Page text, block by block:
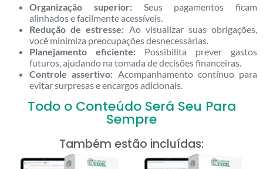
Organização superior:Seus pagamentos ficam
alinhados e facilmente acessíveis.
Redução de estresse: Ao visualizar suas obrigações,
você minimiza preocupações desnecessárias.
Planejamento eficiente: Possibilita prever gastos
futuros, ajudando na tomada de decisões financeiras.
Controle assertivo: Acompanhamento contínuo para
evitar surpresas e encargos adicionais.
Todo o Conteúdo Será Seu Para
Sempre
Também estão incluídas: